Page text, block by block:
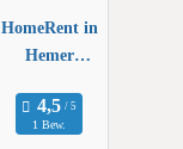
HomeRent in
Hemer
1 Bew.